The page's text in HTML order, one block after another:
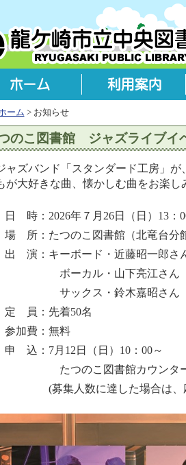
ーム > お知らせ
のこ図書館 ジャズライブイ
ズバンド「スタンダード工房」が
が大好きな曲、懐かしむ曲をお楽し
日 時：2026年７月26日（日）13：
場 所：たつのこ図書館（北竜台分
出 演：キーボード・近藤昭一郎さ
ボーカル・山下亮江さん
サックス・鈴木嘉昭さん
定 員：先着50名
参加費：無料
申 込：7月12日（日）10：00～
たつのこ図書館カウンター
(募集人数に達した場合は、応